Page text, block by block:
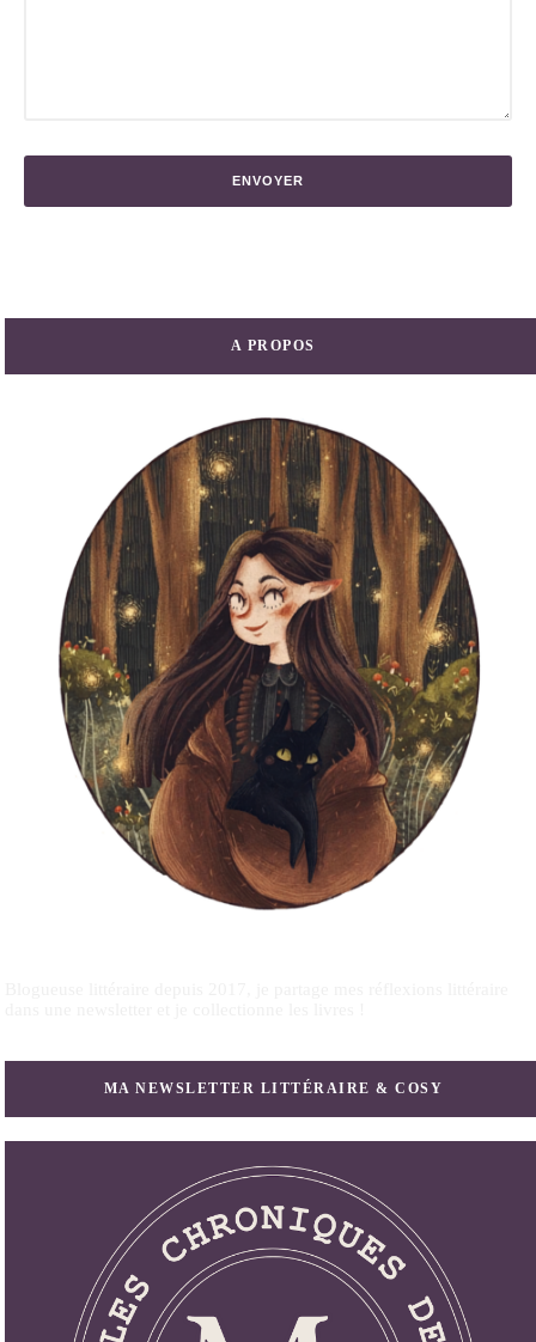
A PROPOS
MA NEWSLETTER LITTÉRAIRE & COSY